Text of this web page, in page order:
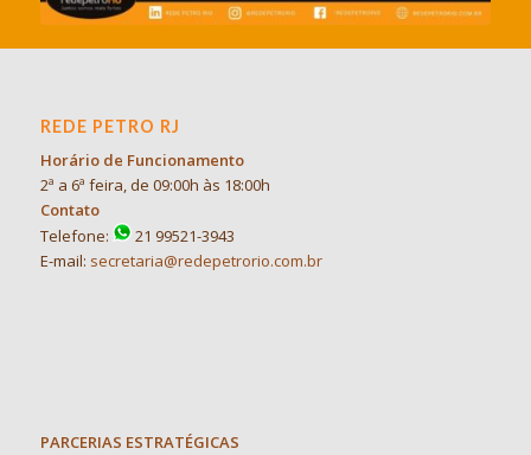
REDE PETRO RJ
Horário de Funcionamento
2ª a 6ª feira, de 09:00h às 18:00h
Contato
Telefone:
21 99521-3943
E-mail: secretaria@redepetrorio.com.br
PARCERIAS ESTRATÉGICAS